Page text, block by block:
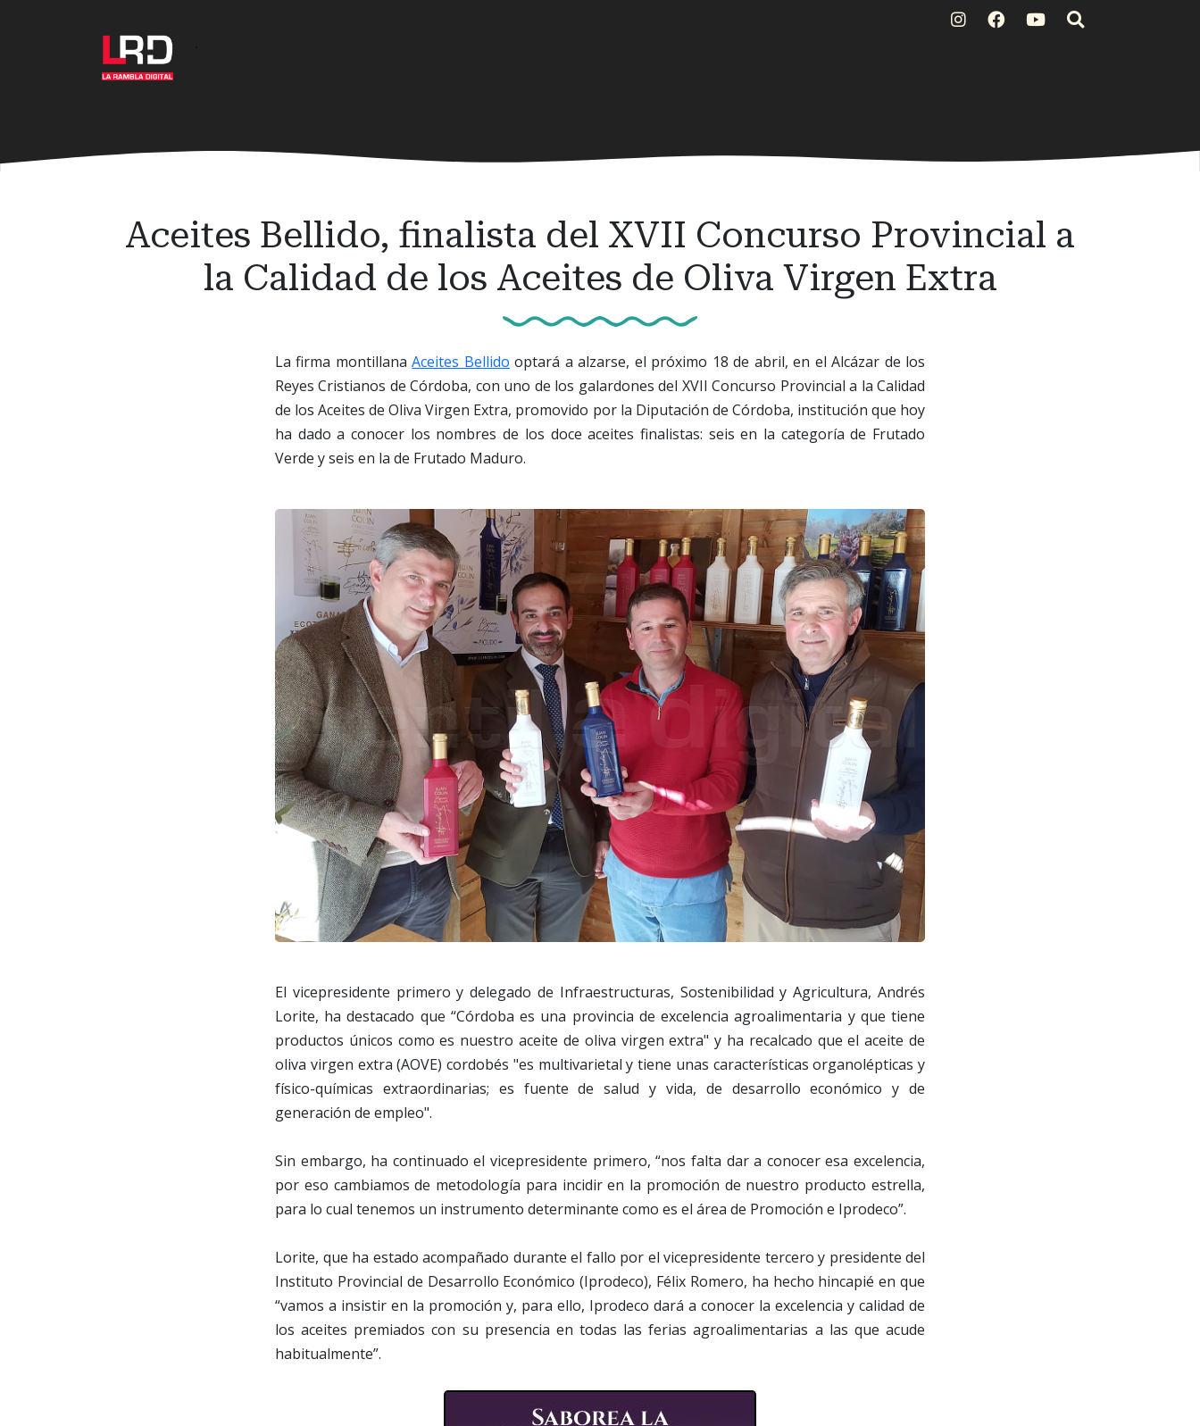
Aceites Bellido, finalista del XVII Concurso Provincial a
la Calidad de los Aceites de Oliva Virgen Extra
La firma montillanaAceites Bellido optará a alzarse, el próximo 18 de abril, en el Alcázar de los
Reyes Cristianos de Córdoba, con uno de los galardones del XVII Concurso Provincial a la Calidad
de los Aceites de Oliva Virgen Extra, promovido por la Diputación de Córdoba, institución que hoy
ha dado a conocer los nombres de los doce aceites finalistas: seis en la categoría de Frutado
Verde y seis en la de Frutado Maduro.
El vicepresidente primero y delegado de Infraestructuras, Sostenibilidad y Agricultura, Andrés
Lorite, ha destacado que “Córdoba es una provincia de excelencia agroalimentaria y que tiene
productos únicos como es nuestro aceite de oliva virgen extra" y ha recalcado que el aceite de
oliva virgen extra (AOVE) cordobés "es multivarietal y tiene unas características organolépticas y
físico-químicas extraordinarias; es fuente de salud y vida, de desarrollo económico y de
generación de empleo".
Sin embargo, ha continuado el vicepresidente primero, “nos falta dar a conocer esa excelencia,
por eso cambiamos de metodología para incidir en la promoción de nuestro producto estrella,
para lo cual tenemos un instrumento determinante como es el área de Promoción e Iprodeco”.
Lorite, que ha estado acompañado durante el fallo por el vicepresidente tercero y presidente del
Instituto Provincial de Desarrollo Económico (Iprodeco), Félix Romero, ha hecho hincapié en que
“vamos a insistir en la promoción y, para ello, Iprodeco dará a conocer la excelencia y calidad de
los aceites premiados con su presencia en todas las ferias agroalimentarias a las que acude
habitualmente”.